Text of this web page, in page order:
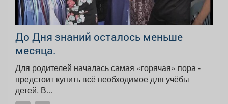
До Дня знаний осталось меньше
месяца.
Для родителей началась самая «горячая» пора -
предстоит купить всё необходимое для учёбы
детей. В...